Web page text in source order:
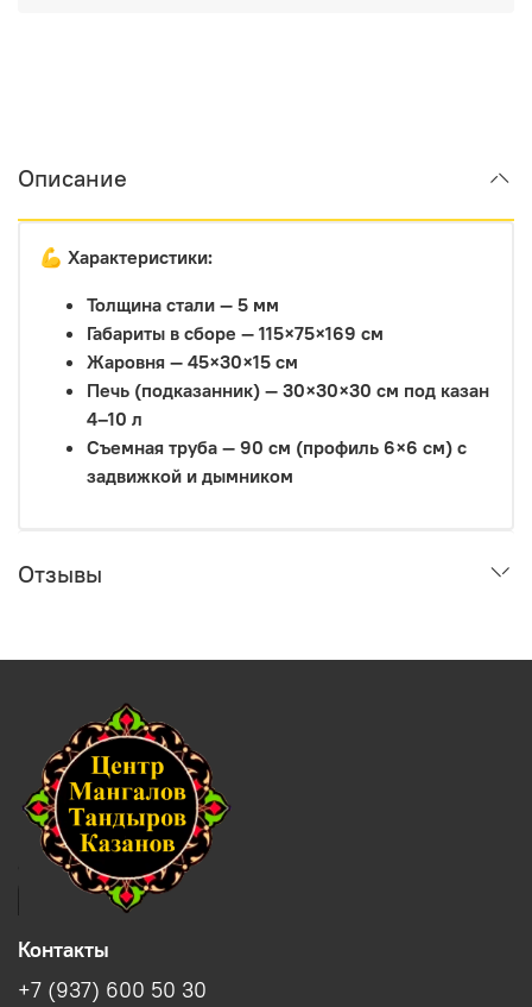
Описание
💪 Характеристики:
Толщина стали — 5 мм
Габариты в сборе — 115×75×169 см
Жаровня — 45×30×15 см
Печь (подказанник) — 30×30×30 см под казан
4–10 л
Съемная труба — 90 см (профиль 6×6 см) с
задвижкой и дымником
Отзывы
Контакты
+7 (937) 600 50 30